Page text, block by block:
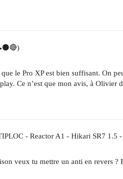
le Pro XP est bien suffisant. On
Ce n’est que mon avis, à Olivier
- Reactor A1 - Hikari SR7 1.5
veux tu mettre un anti en revers ?